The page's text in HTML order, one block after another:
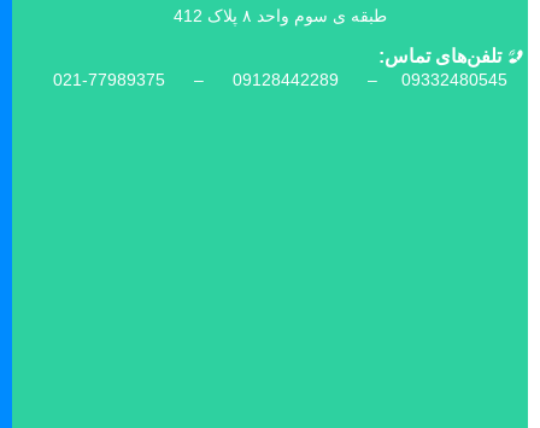
طبقه ی سوم واحد ۸ پلاک 412
تلفن‌های تماس:
021-77989375 – 09128442289 – 09332480545